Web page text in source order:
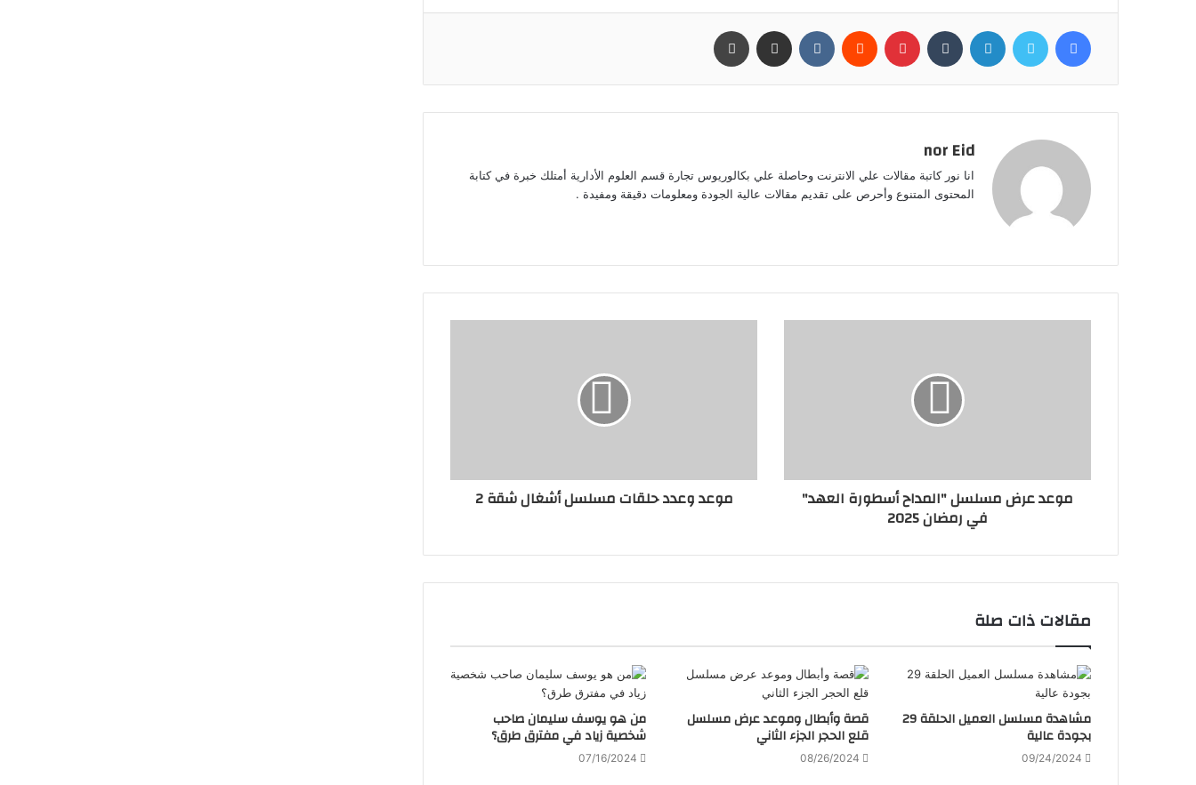
فيسبوك تويتر لينكدإن بينتيريست مشاركة عبر البريد
nor Eid
انا نور كاتبة مقالات علي الانترنت وحاصلة علي بكالوريوس تجارة قسم العلوم الأدارية أمتلك خبرة في كتابة
المحتوى المتنوع وأحرص على تقديم مقالات عالية الجودة ومعلومات دقيقة ومفيدة .
موعد عرض مسلسل "المداح أسطورة العهد"
في رمضان 2025
موعد وعدد حلقات مسلسل أشغال شقة 2
مقالات ذات صلة
مشاهدة مسلسل العميل الحلقة 29
بجودة عالية
09/24/2024
قصة وأبطال وموعد عرض مسلسل
قلع الحجر الجزء الثاني
08/26/2024
من هو يوسف سليمان صاحب
شخصية زياد في مفترق طرق؟
07/16/2024